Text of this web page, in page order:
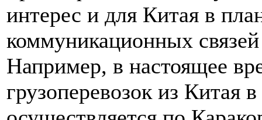
интерес и для Китая в
коммуникационных
Например, в настоящее
грузоперевозок из Китая